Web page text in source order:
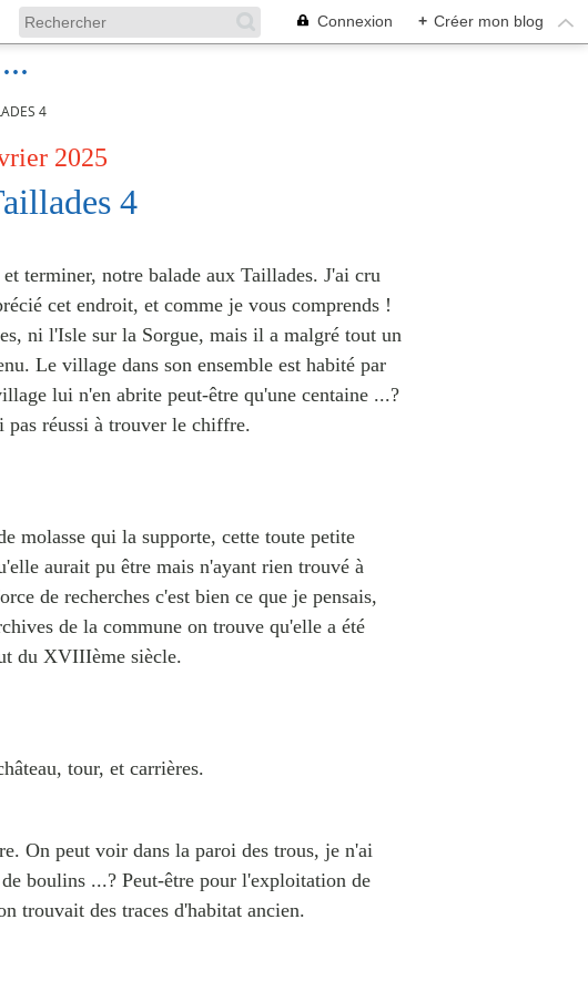
Connexion + Créer mon blog
4
2025
4
terminer, notre balade aux Taillades. J'ai cru
cet endroit, et comme je vous comprends !
ni l'Isle sur la Sorgue, mais il a malgré tout un
Le village dans son ensemble est habité par
lui n'en abrite peut-être qu'une centaine ...?
réussi à trouver le chiffre.
molasse qui la supporte, cette toute petite
aurait pu être mais n'ayant rien trouvé à
de recherches c'est bien ce que je pensais,
de la commune on trouve qu'elle a été
du XVIIIème siècle.
tour, et carrières.
On peut voir dans la paroi des trous, je n'ai
boulins ...? Peut-être pour l'exploitation de
trouvait des traces d'habitat ancien.